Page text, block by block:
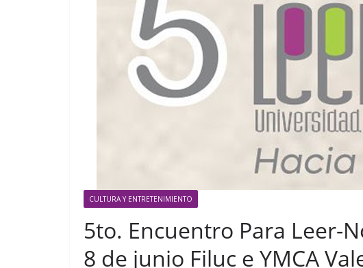
CULTURA Y ENTRETENIMIENTO
5to. Encuentro Para Leer-
8 de junio Filuc e YMCA